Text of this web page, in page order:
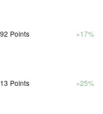
Points +17%
Points +25%